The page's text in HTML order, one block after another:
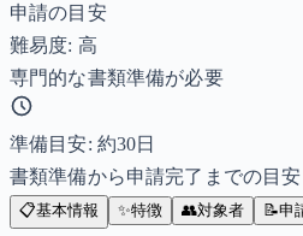
申請の目安
難易度: 高
専門的な書類準備が必要
準備目安: 約30日
書類準備から申請完了までの目安
📋基本情報 ✨特徴 👥対象者 📝申